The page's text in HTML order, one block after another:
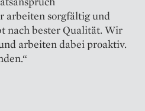
arbeiten sorgfältig und
nach bester Qualität. Wir
arbeiten dabei proaktiv.